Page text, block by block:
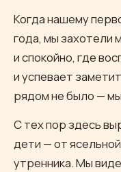
Когда нашему
года, мы захотели
и спокойно, где
и успевает
рядом не было —
С тех пор здесь
дети — от
утренника. Мы